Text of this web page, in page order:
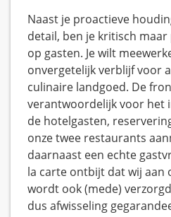
Naast je proactieve
detail, ben je kritisch
op gasten. Je wilt
onvergetelijk verblijf voor
culinaire landgoed. De
verantwoordelijk voor het
de hotelgasten,
onze twee restaurants
daarnaast een echte
la carte ontbijt dat wij aan
wordt ook (mede)
dus afwisseling